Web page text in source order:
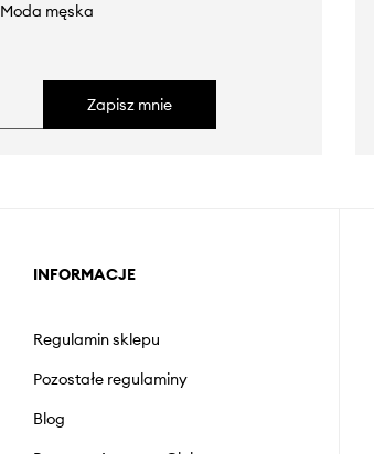
Moda męska
Zapisz mnie
INFORMACJE
Regulamin sklepu
Pozostałe regulaminy
Blog